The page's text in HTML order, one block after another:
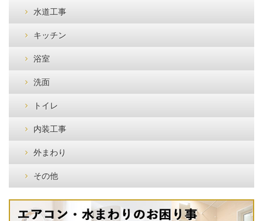
水道工事
キッチン
浴室
洗面
トイレ
内装工事
外まわり
その他